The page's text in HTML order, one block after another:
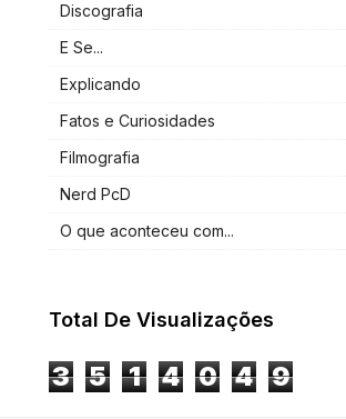
Discografia
E Se...
Explicando
Fatos e Curiosidades
Filmografia
Nerd PcD
O que aconteceu com...
Total De Visualizações
3 5 1 4 0 4 9